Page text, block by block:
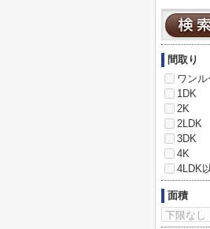
間取り
ワンル
1DK
2K
2LDK
3DK
4K
4LDK
面積